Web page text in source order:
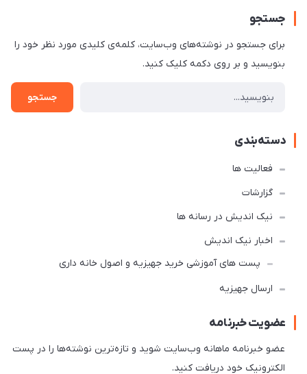
جستجو
برای جستجو در نوشته‌های وب‌سایت، کلمه‌ی کلیدی مورد نظر خود را
بنویسید و بر روی دکمه کلیک کنید.
جستجو
دسته‌بندی
فعالیت ها
گزارشات
نیک اندیش در رسانه ها
اخبار نیک اندیش
پست های آموزشی خرید جهیزیه و اصول خانه داری
ارسال جهیزیه
عضویت خبرنامه
عضو خبرنامه ماهانه وب‌سایت شوید و تازه‌ترین نوشته‌ها را در پست
الکترونیک خود دریافت کنید.